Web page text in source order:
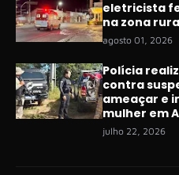
eletricista
na zona
agosto 01, 2026
Polícia
contra
ameaçar e
mulher em
julho 22, 2026